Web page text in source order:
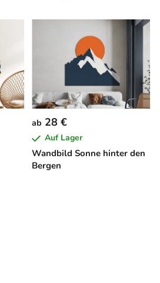
Wandbild Sonne hinter den
Bergen
ab 28 €
Auf Lager